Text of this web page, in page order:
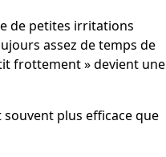
de petites irritations
assez de temps de
frottement » devient une
plus efficace que